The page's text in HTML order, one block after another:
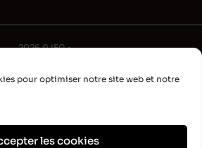
pour optimiser notre site web et notre
les cookies
2026 © IFG •
•